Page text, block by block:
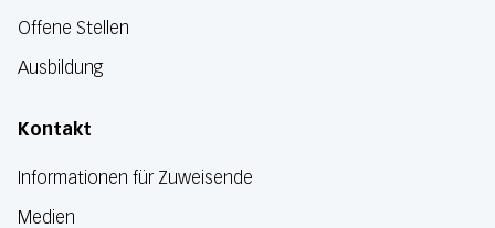
Offene Stellen
Ausbildung
Kontakt
Informationen für Zuweisende
Medien